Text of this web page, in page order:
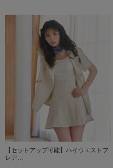
【セットアップ可能】ハイウエストフ
レア…